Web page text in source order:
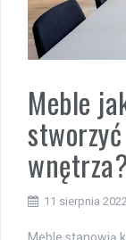
Meble
11 sierpnia 2022
Meble stanowią